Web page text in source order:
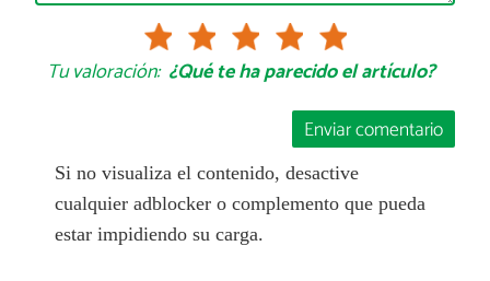
Tu valoración: ¿Qué te ha parecido el artículo?
Enviar comentario
Si no visualiza el contenido, desactive
cualquier adblocker o complemento que pueda
estar impidiendo su carga.